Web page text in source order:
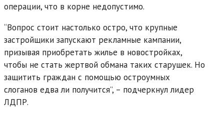
операции, что в корне недопустимо.
“Вопрос стоит настолько остро, что крупные
застройщики запускают рекламные кампании,
призывая приобретать жилье в новостройках,
чтобы не стать жертвой обмана таких старушек. Но
защитить граждан с помощью остроумных
слоганов едва ли получится”, – подчеркнул лидер
ЛДПР.